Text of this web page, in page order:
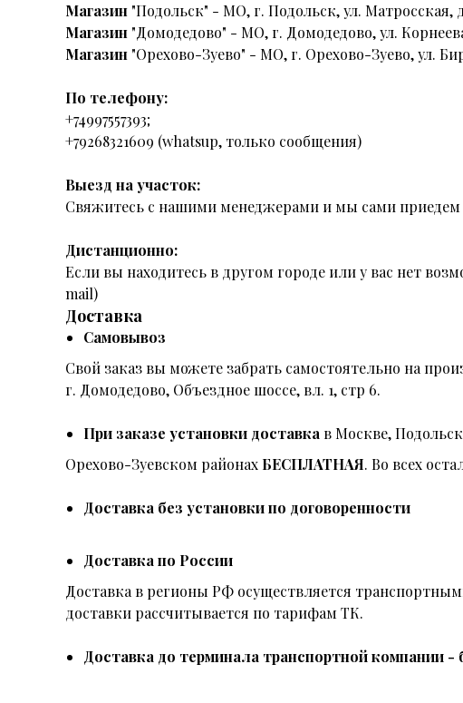
Магазин "Подольск" - МО, г. Подольск, ул. Матросская,
Магазин "Домодедово" - МО, г. Домодедово, ул.
Магазин "Орехово-Зуево" - МО, г. Орехово-Зуево, ул.
По телефону:
+74997557393;
+79268321609 (whatsup, только сообщения)
Выезд на участок:
Свяжитесь с нашими менеджерами и мы сами приедем
Дистанционно:
Если вы находитесь в другом городе или у вас нет
mail)
Доставка
Самовывоз
Свой заказ вы можете забрать самостоятельно на
г. Домодедово, Объездное шоссе, вл. 1, стр 6.
При заказе установки доставка в Москве,
Орехово-Зуевском районах БЕСПЛАТНАЯ. Во всех
Доставка без установки по договоренности
Доставка по России
Доставка в регионы РФ осуществляется
доставки рассчитывается по тарифам ТК.
Доставка до терминала транспортной компании -